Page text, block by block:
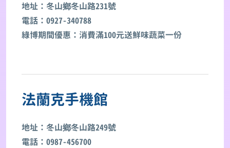
地址：冬山鄉冬山路231號
電話：0927-340788
綠博期間優惠：消費滿100元送鮮味蔬菜一份
法蘭克手機館
地址：冬山鄉冬山路249號
電話：0987-456700